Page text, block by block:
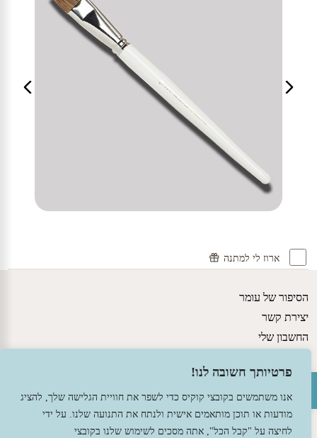
פתח סרגל נגישות
פרטיותך חשובה לנו!
אנו משתמשים בקובצי קוקיס כדי לשפר את חוויית הגלישה שלך, להציג
מודעות או תוכן מותאמים אישית ולנתח את התנועה שלנו. על ידי
לחיצה על "קבל הכל", אתה מסכים לשימוש שלנו בקובצי
ארוז לי למתנה
הסיפור של עומר
יצירת קשר
החשבון שלי
מדיניות משלוחים ותקנון האתר
הצהרת נגישות